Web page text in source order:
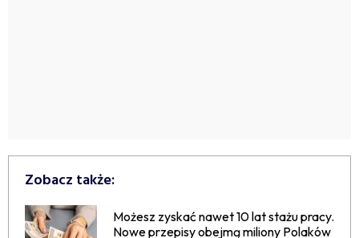
Zobacz także:
Możesz zyskać nawet 10 lat stażu pracy.
Nowe przepisy obejmą miliony Polaków